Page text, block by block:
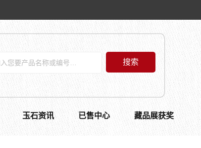
搜索
玉石资讯 已售中心 藏品展获奖